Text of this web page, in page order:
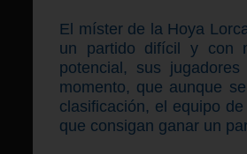
El míster de la Hoya
un partido difícil y con
potencial, sus
momento, que aunque
clasificación, el equipo
que consigan ganar un